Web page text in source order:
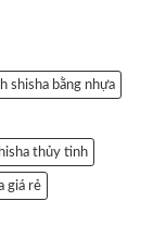
shisha bằng nhựa
thủy tinh
giá rẻ